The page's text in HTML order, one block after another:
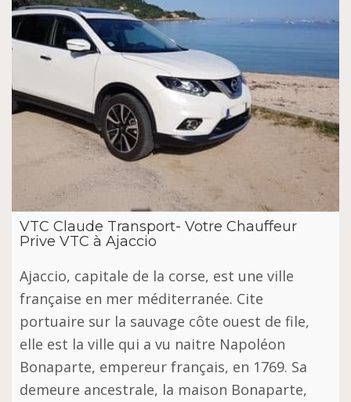
VTC Claude Transport- Votre Chauffeur
Prive VTC à Ajaccio
Ajaccio, capitale de la corse, est une ville
française en mer méditerranée. Cite
portuaire sur la sauvage côte ouest de file,
elle est la ville qui a vu naitre Napoléon
Bonaparte, empereur français, en 1769. Sa
demeure ancestrale, la maison Bonaparte,